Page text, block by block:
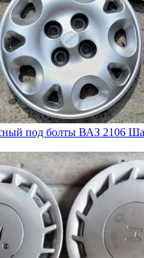
под болты ВАЗ 2106